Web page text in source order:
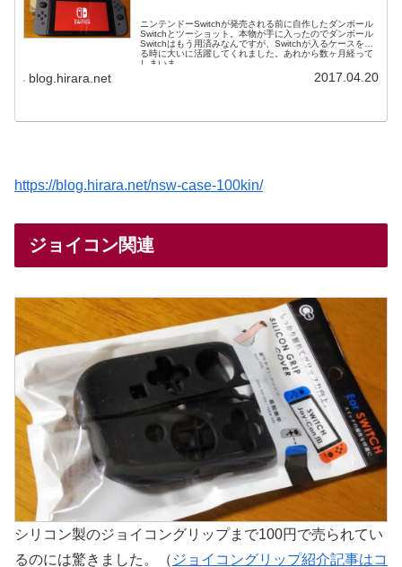
ニンテンドーSwitchが発売される前に自作したダンボール
Switchとツーショット。本物が手に入ったのでダンボール
Switchはもう用済みなんですが、Switchが入るケースを探
る時に大いに活躍してくれました。あれから数ヶ月経って
しまいま...
blog.hirara.net 2017.04.20
https://blog.hirara.net/nsw-case-100kin/
ジョイコン関連
シリコン製のジョイコングリップまで100円で売られてい
るのには驚きました。（ ジョイコングリップ紹介記事はコ